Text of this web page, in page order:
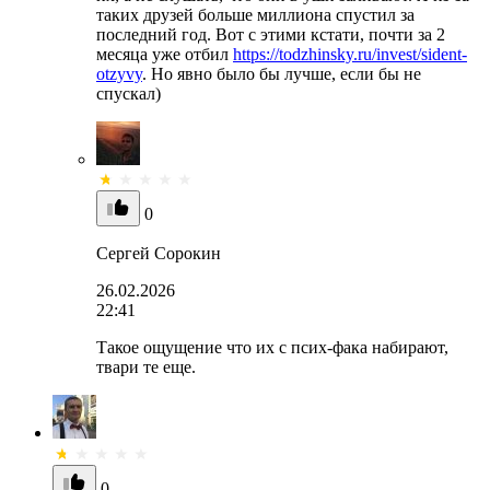
таких друзей больше миллиона спустил за
последний год. Вот с этими кстати, почти за 2
месяца уже отбил https://todzhinsky.ru/invest/sident-
otzyvy. Но явно было бы лучше, если бы не
спускал)
0
Сергей Сорокин
26.02.2026
22:41
Такое ощущение что их с псих-фака набирают,
твари те еще.